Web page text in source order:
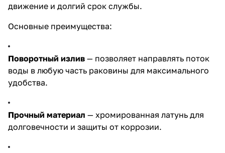
движение и долгий срок службы.
Основные преимущества:
Поворотный излив — позволяет направлять поток
воды в любую часть раковины для максимального
удобства.
Прочный материал — хромированная латунь для
долговечности и защиты от коррозии.